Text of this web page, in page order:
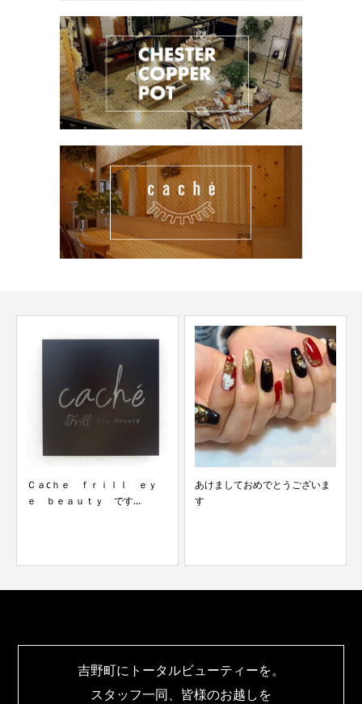
Ｃａcｈｅ ｆｒｉｌｌ ｅｙ
ｅ ｂｅａｕｔｙ です...
あけましておめでとうございま
す
吉野町にトータルビューティーを。
スタッフ一同、皆様のお越しを